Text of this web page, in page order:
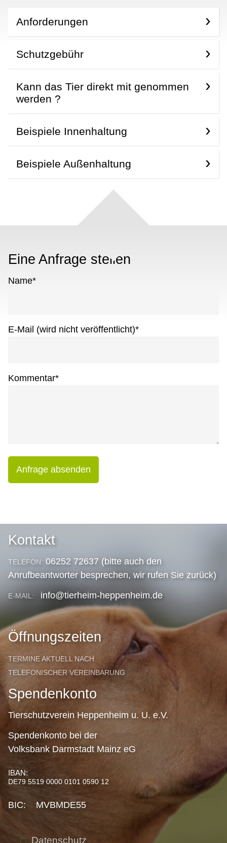
Anforderungen
Schutzgebühr
Kann das Tier direkt mit genommen
werden ?
Beispiele Innenhaltung
Beispiele Außenhaltung
Eine Anfrage stellen
Name*
E-Mail (wird nicht veröffentlicht)*
Kommentar*
Anfrage absenden
Kontakt
TELEFON: 06252 72637 (bitte auch den
Anrufbeantworter besprechen, wir rufen Sie zurück)
E-MAIL: info@tierheim-heppenheim.de
Öffnungszeiten
TERMINE AKTUELL NACH
TELEFONISCHER VEREINBARUNG
Spendenkonto
Tierschutzverein Heppenheim u. U. e.V.
Spendenkonto bei der
Volksbank Darmstadt Mainz eG
IBAN:
DE79 5519 0000 0101 0590 12
BIC: MVBMDE55
Datenschutz